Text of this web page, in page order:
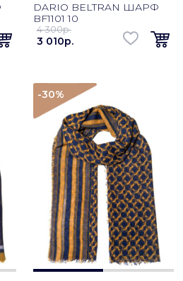
DARIO BELTRAN ШАРФ
BF1101 10
4 300p.
3 010p.
-30%